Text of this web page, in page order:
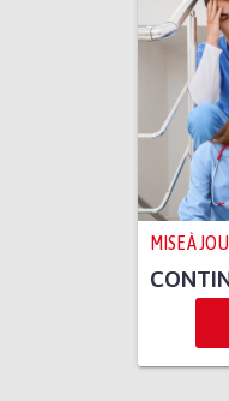
MISE À